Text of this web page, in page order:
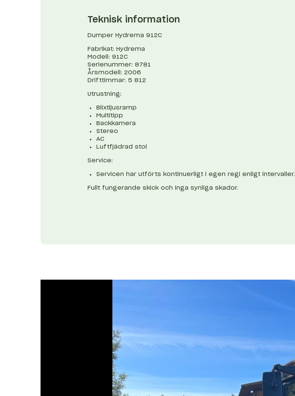
Teknisk information
Dumper Hydrema 912C
Fabrikat: Hydrema
Modell: 912C
Serienummer: 8781
Årsmodell: 2006
Drifttimmar: 5 812
Utrustning:
Blixtljusramp
Multitipp
Backkamera
Stereo
AC
Luftfjädrad stol
Service:
Servicen har utförts kontinuerligt i egen regi enligt intervaller.
Fullt fungerande skick och inga synliga skador.